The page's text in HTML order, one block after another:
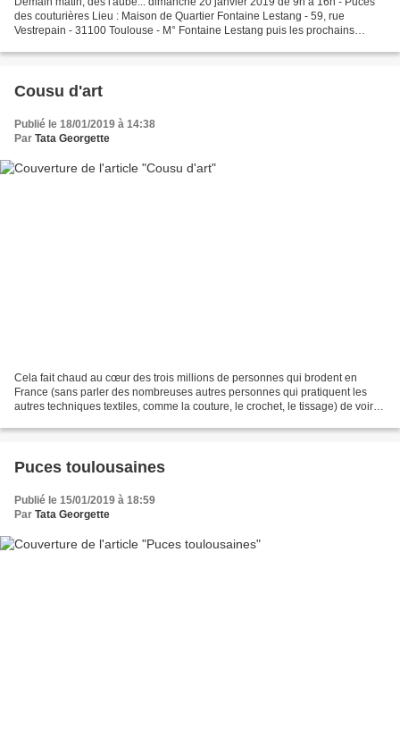
des couturières Lieu : Maison de Quartier Fontaine Lestang - 59, rue
Vestrepain - 31100 Toulouse - M° Fontaine Lestang puis les prochains
Cousu d'art
Publié le 18/01/2019 à 14:38
Par Tata Georgette
Cela fait chaud au cœur des trois millions de personnes qui brodent en
France (sans parler des nombreuses autres personnes qui pratiquent les
autres techniques textiles, comme la couture, le crochet, le tissage) de voir
Puces toulousaines
Publié le 15/01/2019 à 18:59
Par Tata Georgette